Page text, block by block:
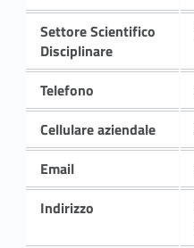
Settore Scientifico
Disciplinare
Telefono
Cellulare aziendale
Email
Indirizzo